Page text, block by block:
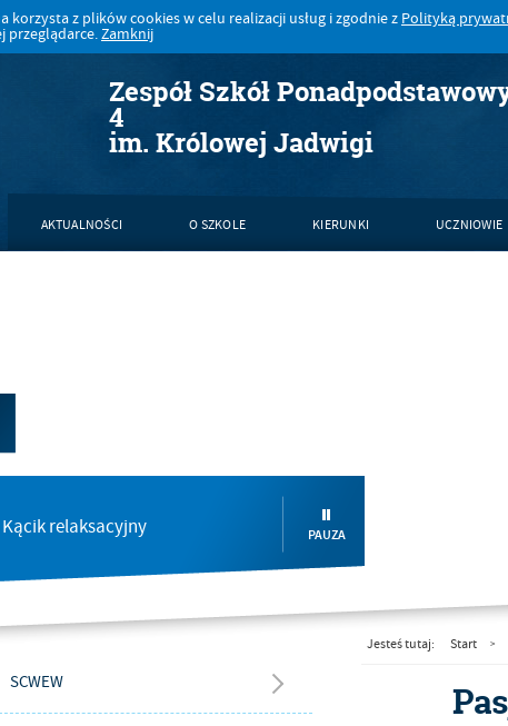
korzysta z plików cookies w celu realizacji usług i zgodnie z Polityką
przeglądarce.Zamknij
Zespół Szkół
4
im. Królowej Jadwigi
AKTUALNOŚCI O SZKOLE KIERUNKI UCZNIOWIE
Kącik relaksacyjny PAUZA
SCWEW
Jesteś tutaj: Start >